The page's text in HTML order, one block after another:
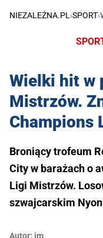
NIEZALEŻNA.PL ›SPORT›
Wielki hit w
Mistrzów.
Champions
Broniący trofeum
City w barażach o
Ligi Mistrzów.
szwajcarskim
Autor: jm